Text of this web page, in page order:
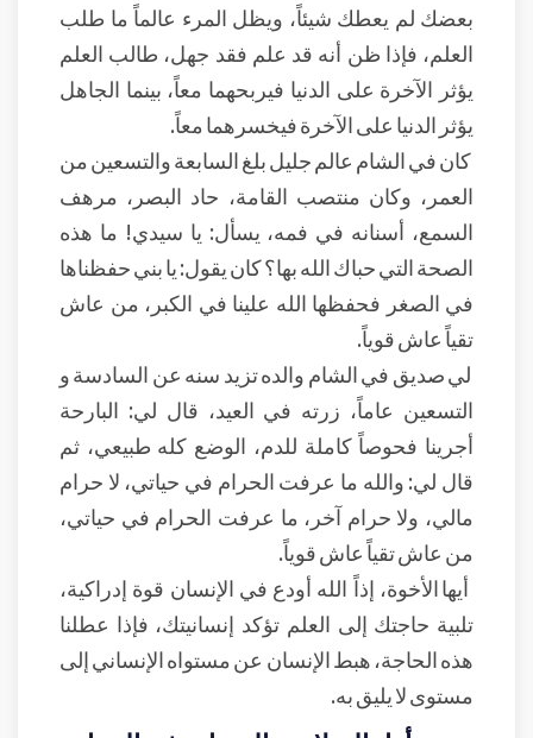
بعضك لم يعطك شيئاً، ويظل المرء عالماً ما طلب
العلم، فإذا ظن أنه قد علم فقد جهل، طالب العلم
يؤثر الآخرة على الدنيا فيربحهما معاً، بينما الجاهل
يؤثر الدنيا على الآخرة فيخسرهما معاً.
كان في الشام عالم جليل بلغ السابعة والتسعين من
العمر، وكان منتصب القامة، حاد البصر، مرهف
السمع، أسنانه في فمه، يسأل: يا سيدي! ما هذه
الصحة التي حباك الله بها؟ كان يقول: يا بني حفظناها
في الصغر فحفظها الله علينا في الكبر، من عاش
تقياً عاش قوياً.
لي صديق في الشام والده تزيد سنه عن السادسة و
التسعين عاماً، زرته في العيد، قال لي: البارحة
أجرينا فحوصاً كاملة للدم، الوضع كله طبيعي، ثم
قال لي: والله ما عرفت الحرام في حياتي، لا حرام
مالي، ولا حرام آخر، ما عرفت الحرام في حياتي،
من عاش تقياً عاش قوياً.
أيها الأخوة، إذاً الله أودع في الإنسان قوة إدراكية،
تلبية حاجتك إلى العلم تؤكد إنسانيتك، فإذا عطلنا
هذه الحاجة، هبط الإنسان عن مستواه الإنساني إلى
مستوى لا يليق به.